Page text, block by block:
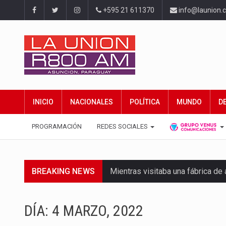
+595 21 611370
INICIO NACIONALES POLÍTICA MUNDO
PROGRAMACIÓN REDES SOCIALES
BREAKING NEWS Mientras visitaba una fábrica de
El Ministerio de Educación y
DÍA: 4 MARZO, 2022